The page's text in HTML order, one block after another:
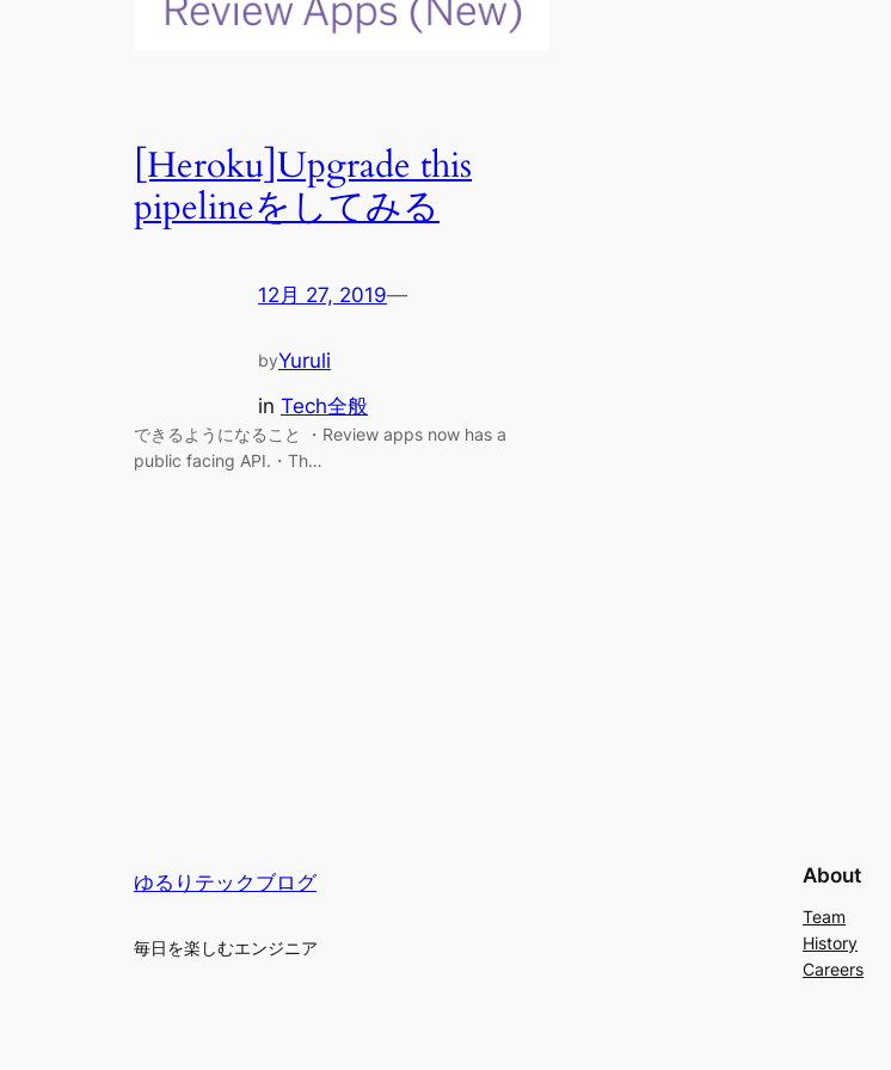
[Heroku]Upgrade this
pipelineをしてみる
12月 27, 2019—
byYuruli
in Tech全般
できるようになること ・Review apps now has a
public facing API.・Th…
ゆるりテックブログ
毎日を楽しむエンジニア
About
Team
History
Careers